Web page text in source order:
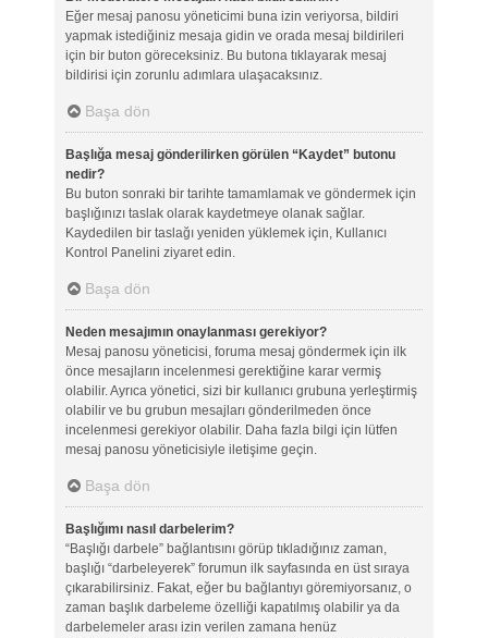
Eğer mesaj panosu yöneticimi buna izin veriyorsa, bildiri
yapmak istediğiniz mesaja gidin ve orada mesaj bildirileri
için bir buton göreceksiniz. Bu butona tıklayarak mesaj
bildirisi için zorunlu adımlara ulaşacaksınız.
Başa dön
Başlığa mesaj gönderilirken görülen “Kaydet” butonu
nedir?
Bu buton sonraki bir tarihte tamamlamak ve göndermek için
başlığınızı taslak olarak kaydetmeye olanak sağlar.
Kaydedilen bir taslağı yeniden yüklemek için, Kullanıcı
Kontrol Panelini ziyaret edin.
Başa dön
Neden mesajımın onaylanması gerekiyor?
Mesaj panosu yöneticisi, foruma mesaj göndermek için ilk
önce mesajların incelenmesi gerektiğine karar vermiş
olabilir. Ayrıca yönetici, sizi bir kullanıcı grubuna yerleştirmiş
olabilir ve bu grubun mesajları gönderilmeden önce
incelenmesi gerekiyor olabilir. Daha fazla bilgi için lütfen
mesaj panosu yöneticisiyle iletişime geçin.
Başa dön
Başlığımı nasıl darbelerim?
“Başlığı darbele” bağlantısını görüp tıkladığınız zaman,
başlığı “darbeleyerek” forumun ilk sayfasında en üst sıraya
çıkarabilirsiniz. Fakat, eğer bu bağlantıyı göremiyorsanız, o
zaman başlık darbeleme özelliği kapatılmış olabilir ya da
darbelemeler arası izin verilen zamana henüz